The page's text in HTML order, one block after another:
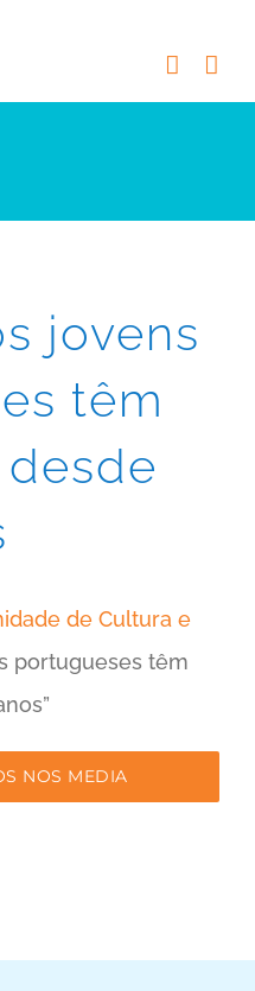
jovens
têm
de Cultura e
portugueses têm
NOS MEDIA